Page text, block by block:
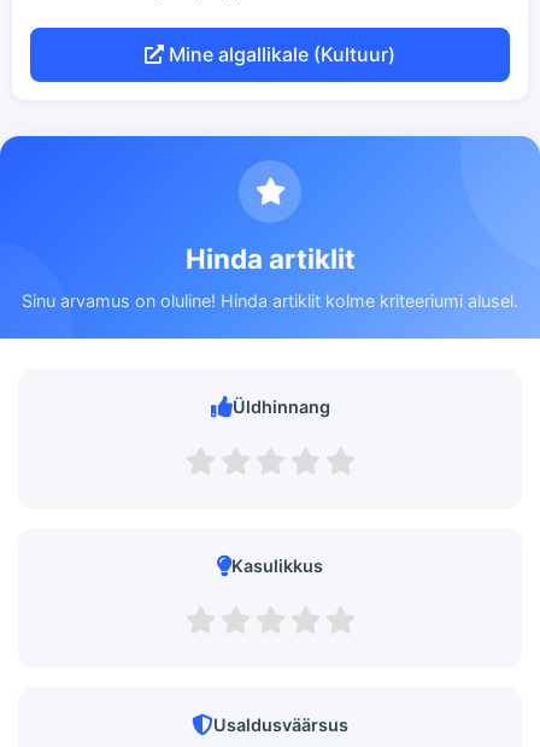
Mine algallikale (Kultuur)
Hinda artiklit
Sinu arvamus on oluline! Hinda artiklit kolme kriteeriumi alusel.
Üldhinnang
Kasulikkus
Usaldusväärsus